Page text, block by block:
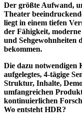
Der größte Aufwand,
Theater
liegt in einem tiefen
der Fähigkeit,
und Sehgewohnheiten
bekommen.
Die dazu notwendigen
aufgelegtes, 4-tägige
Struktur, Inhalte,
umfangreichen
kontinuierlichen
Wo entsteht HDR?